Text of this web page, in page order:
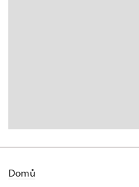
Domů